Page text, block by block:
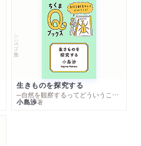
シリーズ・全集
生きものを探究する
─自然を観察するってどういうこと？
小島渉著